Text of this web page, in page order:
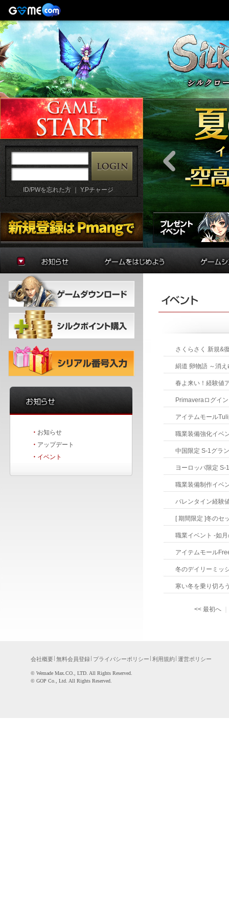
ID/PWを忘れた方 ｜Y.Pチャージ
お知らせ
アップデート
イベント
ゲームの準備
はじめに
初心者ガイド
・ お知らせ
・ アップデート
・ イベント
さくらさく新規&
絹道卵物語～消え
春よ来い！経験値
Primaveraログイ
アイテムモール
職業装備強化イベ
中国限定S-1グラ
ヨーロッパ限定S-
職業装備制作イベ
バレンタイン経験
[期間限定]冬のセ
職業イベント-如
アイテムモール
冬のデイリーミッ
寒い冬を乗り切ろ
<<最初へ
会社概要 無料会員登録 プライバシーポリシー 利用規約 運営ポリシー
©WemadeMax.CO.,LTD.AllRightsReserved.
©GOPCo.,Ltd.AllRightsReserved.